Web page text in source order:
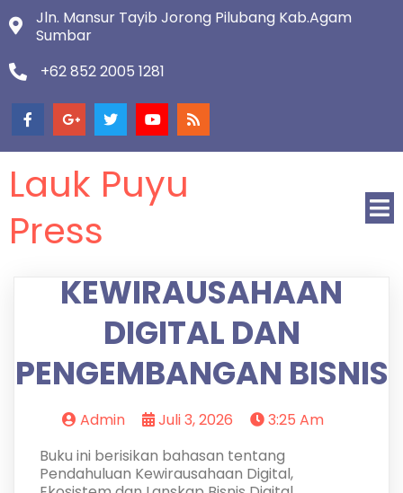
Jln. Mansur Tayib Jorong Pilubang Kab.Agam
Sumbar
+62 852 2005 1281
Lauk Puyu
Press
KEWIRAUSAHAAN
DIGITAL DAN
PENGEMBANGAN BISNIS
Admin Juli 3, 2026
3:25 Am
Buku ini berisikan bahasan tentang
Pendahuluan Kewirausahaan Digital,